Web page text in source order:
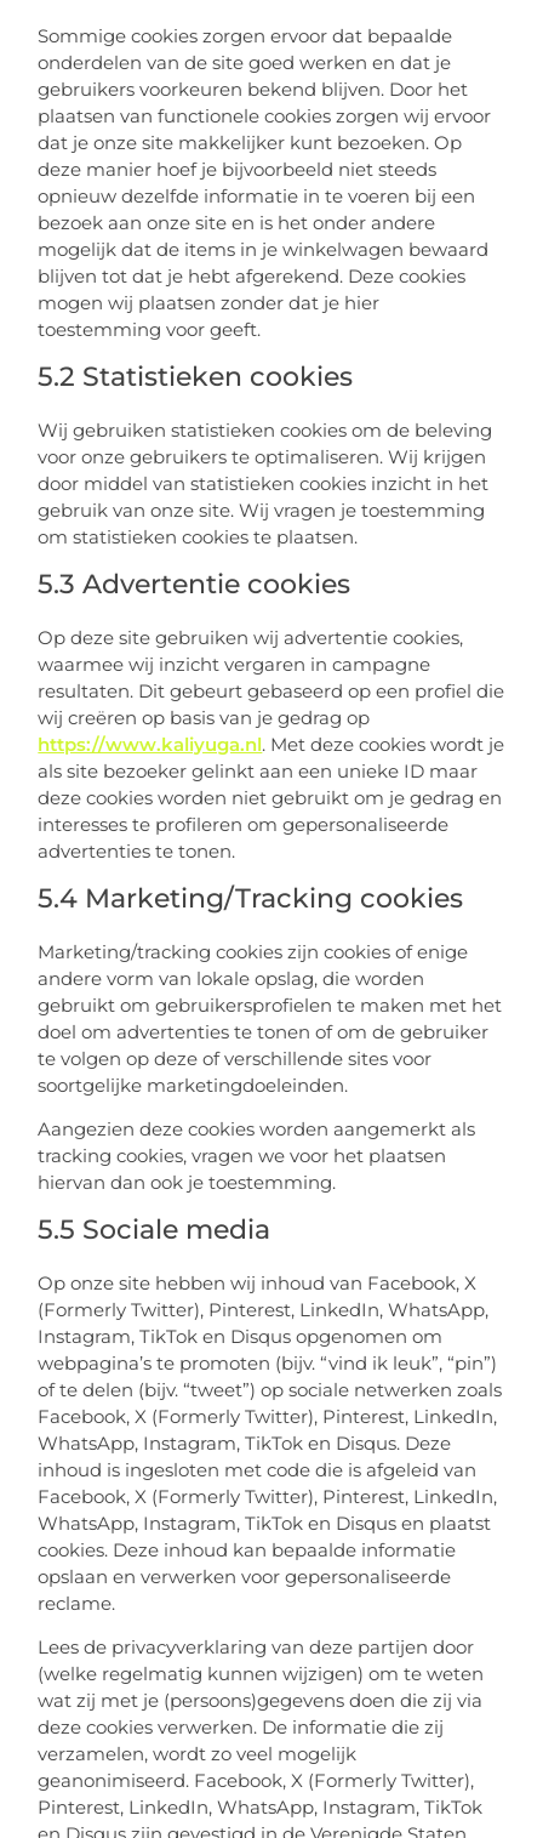
Sommige cookies zorgen ervoor dat bepaalde
onderdelen van de site goed werken en dat je
gebruikers voorkeuren bekend blijven. Door het
plaatsen van functionele cookies zorgen wij ervoor
dat je onze site makkelijker kunt bezoeken. Op
deze manier hoef je bijvoorbeeld niet steeds
opnieuw dezelfde informatie in te voeren bij een
bezoek aan onze site en is het onder andere
mogelijk dat de items in je winkelwagen bewaard
blijven tot dat je hebt afgerekend. Deze cookies
mogen wij plaatsen zonder dat je hier
toestemming voor geeft.
5.2 Statistieken cookies
Wij gebruiken statistieken cookies om de beleving
voor onze gebruikers te optimaliseren. Wij krijgen
door middel van statistieken cookies inzicht in het
gebruik van onze site. Wij vragen je toestemming
om statistieken cookies te plaatsen.
5.3 Advertentie cookies
Op deze site gebruiken wij advertentie cookies,
waarmee wij inzicht vergaren in campagne
resultaten. Dit gebeurt gebaseerd op een profiel die
wij creëren op basis van je gedrag op
https://www.kaliyuga.nl. Met deze cookies wordt je
als site bezoeker gelinkt aan een unieke ID maar
deze cookies worden niet gebruikt om je gedrag en
interesses te profileren om gepersonaliseerde
advertenties te tonen.
5.4 Marketing/Tracking cookies
Marketing/tracking cookies zijn cookies of enige
andere vorm van lokale opslag, die worden
gebruikt om gebruikersprofielen te maken met het
doel om advertenties te tonen of om de gebruiker
te volgen op deze of verschillende sites voor
soortgelijke marketingdoeleinden.
Aangezien deze cookies worden aangemerkt als
tracking cookies, vragen we voor het plaatsen
hiervan dan ook je toestemming.
5.5 Sociale media
Op onze site hebben wij inhoud van Facebook, X
(Formerly Twitter), Pinterest, LinkedIn, WhatsApp,
Instagram, TikTok en Disqus opgenomen om
webpagina’s te promoten (bijv. “vind ik leuk”, “pin”)
of te delen (bijv. “tweet”) op sociale netwerken zoals
Facebook, X (Formerly Twitter), Pinterest, LinkedIn,
WhatsApp, Instagram, TikTok en Disqus. Deze
inhoud is ingesloten met code die is afgeleid van
Facebook, X (Formerly Twitter), Pinterest, LinkedIn,
WhatsApp, Instagram, TikTok en Disqus en plaatst
cookies. Deze inhoud kan bepaalde informatie
opslaan en verwerken voor gepersonaliseerde
reclame.
Lees de privacyverklaring van deze partijen door
(welke regelmatig kunnen wijzigen) om te weten
wat zij met je (persoons)gegevens doen die zij via
deze cookies verwerken. De informatie die zij
verzamelen, wordt zo veel mogelijk
geanonimiseerd. Facebook, X (Formerly Twitter),
Pinterest, LinkedIn, WhatsApp, Instagram, TikTok